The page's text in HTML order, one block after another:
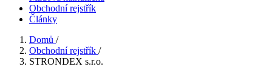
Obchodní rejstřík
Články
Domů /
Obchodní rejstřík /
STRONDEX s.r.o.